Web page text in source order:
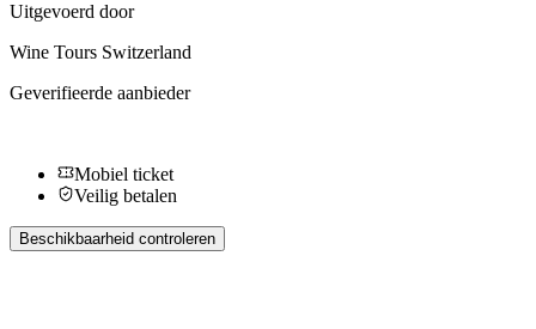
Uitgevoerd door
Wine Tours Switzerland
Geverifieerde aanbieder
Mobiel ticket
Veilig betalen
Beschikbaarheid controleren